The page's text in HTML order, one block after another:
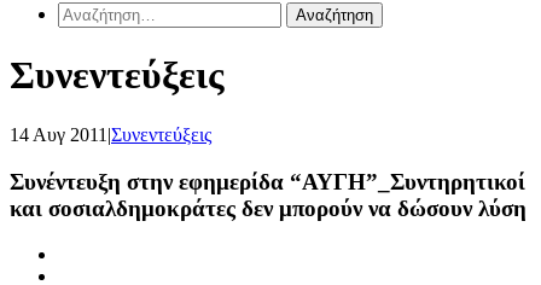
Αναζήτηση
για:
Συνεντεύξεις
14 Αυγ 2011 |Συνεντεύξεις
Συνέντευξη στην εφημερίδα “ΑΥΓΗ”_Συντηρητικοί
και σοσιαλδημοκράτες δεν μπορούν να δώσουν λύση